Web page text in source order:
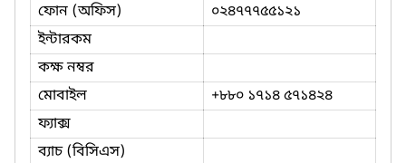
ফোন (অফিস)
০২৪৭৭৭৫৫১২১
ইন্টারকম
কক্ষ নম্বর
মোবাইল
+৮৮০ ১৭১৪ ৫৭১৪২৪
ফ্যাক্স
ব্যাচ (বিসিএস)